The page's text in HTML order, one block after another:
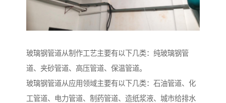
玻璃钢管道从制作工艺主要有以下几类：纯玻璃钢管
道、夹砂管道、高压管道、保温管道。
玻璃钢管道从应用领域主要有以下几类：石油管道、化
工管道、电力管道、制药管道、造纸浆液、城市给排水